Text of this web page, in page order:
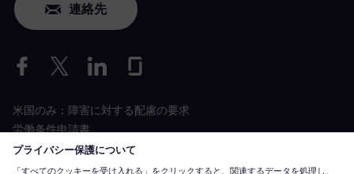
連絡先
米国のみ：障害に対する配慮の要求
労働条件申請書
siemens-energy.comグローバルウェブサイト